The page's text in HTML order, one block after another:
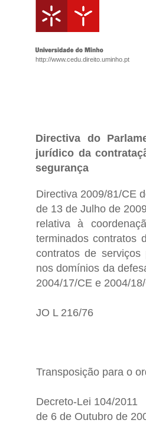
http://www.cedu.direito.uminho.pt
Directiva do
jurídico da
segurança
Directiva 2009/81/CE
de 13 de Julho de
relativa à
terminados contratos
contratos de serviços
nos domínios da
2004/17/CE e 2004/
JO L 216/76
Transposição para o
Decreto-Lei 104/2011
de 6 de Outubro de